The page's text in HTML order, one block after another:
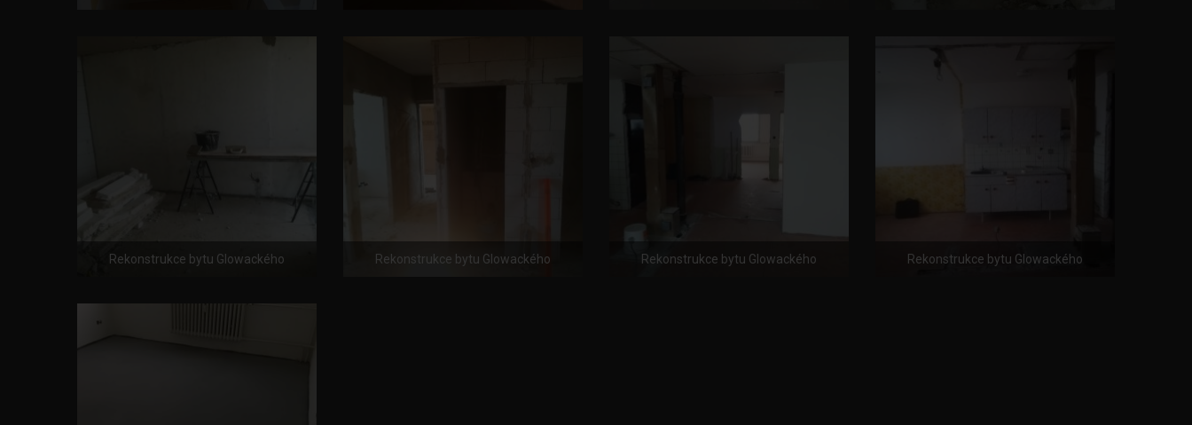
Rekonstrukce bytu Glowackého Rekonstrukce bytu Glowackého Rekonstrukce bytu Glowackého Rekonstrukce bytu Glowackého